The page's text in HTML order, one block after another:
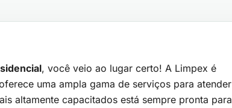
, você veio ao lugar certo! A Limpex é
uma ampla gama de serviços para atender
altamente capacitados está sempre pronta para